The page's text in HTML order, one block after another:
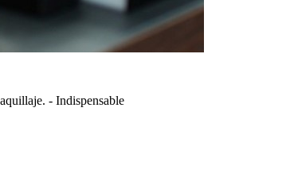
- Indispensable